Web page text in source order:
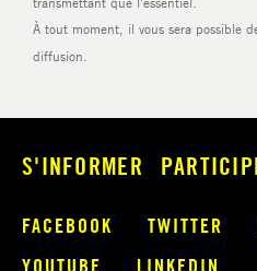
S'INFORMER
FACEBOOK TWITTER
YOUTUBE
LINKEDIN